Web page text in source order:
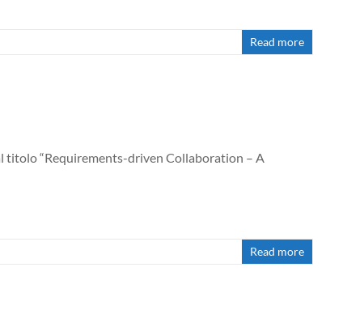
Read more
titolo “Requirements-driven Collaboration – A
Read more